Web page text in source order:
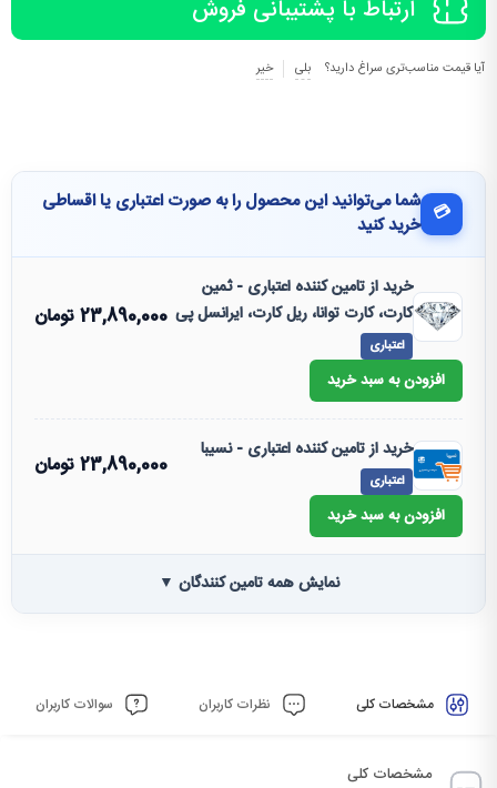
ارتباط با پشتیبانی فروش
آیا قیمت مناسب‌تری سراغ دارید؟ بلی خیر
💳 شما می‌توانید این محصول را به صورت اعتباری یا اقساطی
خرید کنید
خرید از تامین کننده اعتباری - ثمین
کارت، کارت توانا، ریل کارت، ایرانسل پی
اعتباری
23,890,000تومان
افزودن به سبد خرید
خرید از تامین کننده اعتباری - نسیبا
اعتباری
23,890,000تومان
افزودن به سبد خرید
نمایش همه تامین کنندگان ▼
مشخصات کلی نظرات کاربران سوالات کاربران
مشخصات کلی